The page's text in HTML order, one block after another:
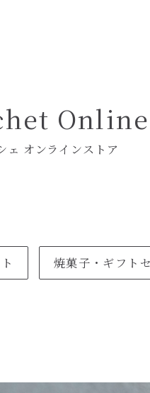
Online
ェ オンラインストア
焼菓子・ギフト